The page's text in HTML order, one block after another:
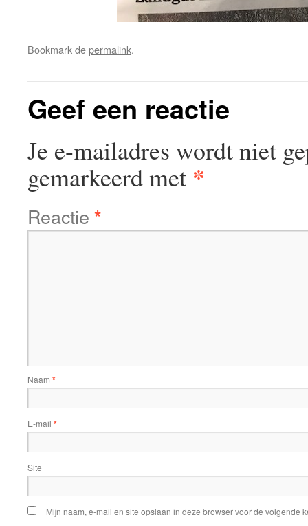
Bookmark depermalink.
Geef een reactie
Je e-mailadres wordt niet
gemarkeerd met *
Reactie *
Naam *
E-mail *
Site
Mijn naam, e-mail en site opslaan in deze browser voor de volgende